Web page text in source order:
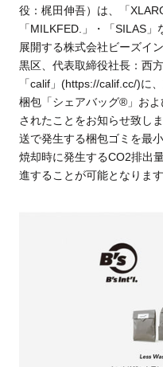
役：梶田伸吾）は、「
「MILKFED.」・「SILAS
展開する株式会社ビーズイ
黒区、代表取締役社長：西
「calif」(https://calif.cc/)に
梱包「シェアバッグ®︎」お
されたことをお知らせ致し
送で発生する梱包ゴミを最
焼却時に発生するCO2排出
進することが可能となります